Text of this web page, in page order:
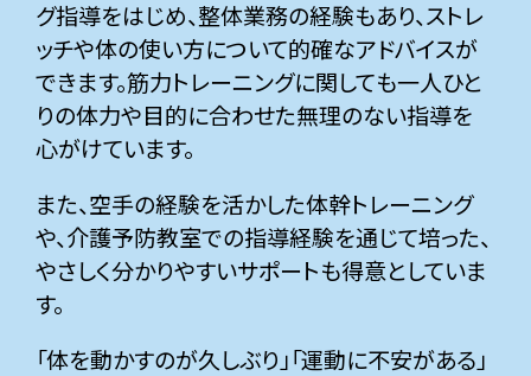
グ指導をはじめ、整体業務の経験もあり、ストレ
ッチや体の使い方について的確なアドバイスが
できます。筋力トレーニングに関しても一人ひと
りの体力や目的に合わせた無理のない指導を
心がけています。
また、空手の経験を活かした体幹トレーニング
や、介護予防教室での指導経験を通じて培った、
やさしく分かりやすいサポートも得意としていま
す。
「体を動かすのが久しぶり」「運動に不安がある」